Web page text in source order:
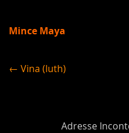
Mince Maya
← Vina (luth)
Adresse